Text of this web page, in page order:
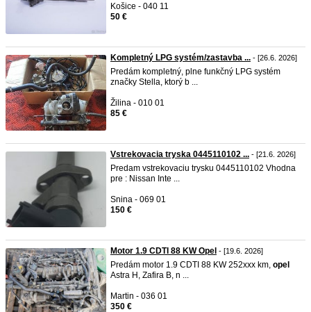
Košice - 040 11
50 €
​Kompletný LPG systém/zastavba ... - [26.6. 2026]
​Predám kompletný, plne funkčný LPG systém
značky Stella, ktorý b ...
Žilina - 010 01
85 €
Vstrekovacia tryska 0445110102 ... - [21.6. 2026]
Predam vstrekovaciu trysku 0445110102 Vhodna
pre : Nissan Inte ...
Snina - 069 01
150 €
Motor 1.9 CDTI 88 KW Opel - [19.6. 2026]
Predám motor 1.9 CDTI 88 KW 252xxx km, opel
Astra H, Zafira B, n ...
Martin - 036 01
350 €